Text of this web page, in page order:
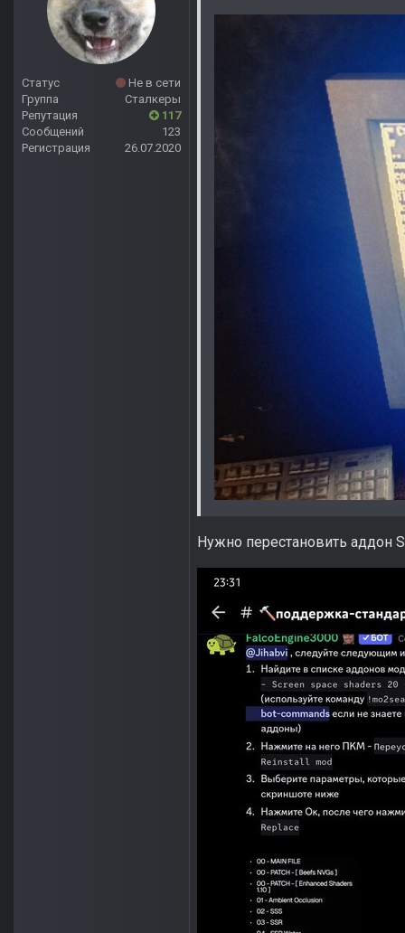
Статус
Не в сети
Группа
Сталкеры
Репутация
117
Сообщений
123
Регистрация
26.07.2020
Нужно перестановить аддон